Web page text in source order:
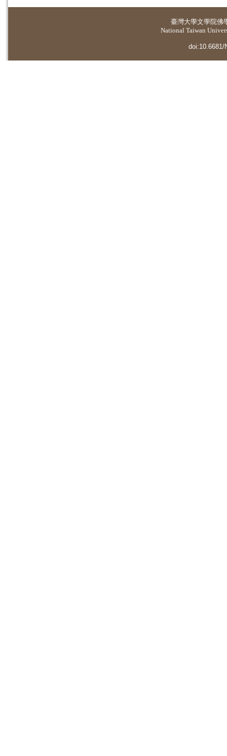
臺灣大學文學院佛
National Taiwan
doi:10.6681/